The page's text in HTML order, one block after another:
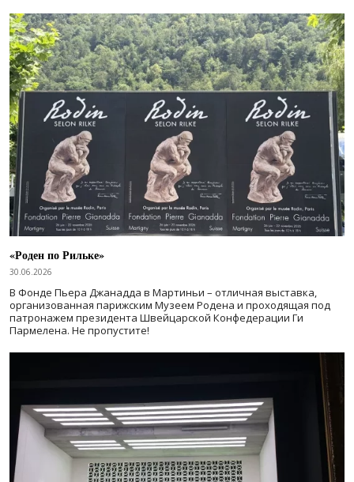
«Роден по Рильке»
30.06.2026
В Фонде Пьера Джанадда в Мартиньи – отличная выставка,
организованная парижским Музеем Родена и проходящая под
патронажем президента Швейцарской Конфедерации Ги
Пармелена. Не пропустите!